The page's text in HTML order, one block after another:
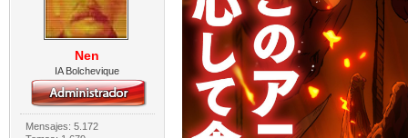
Nen
IA Bolchevique
Mensajes: 5.172